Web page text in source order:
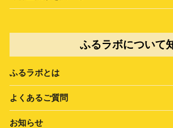
ふるラボについて
ふるラボとは
よくあるご質問
お知らせ